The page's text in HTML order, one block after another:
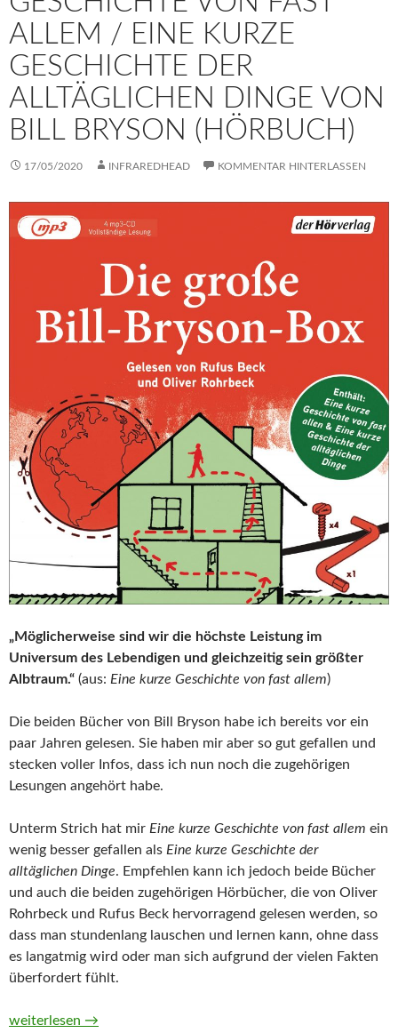
LLEM / EINE KURZE G
ESCHICHTE DER A
LLTÄGLICHEN DINGE VON B
ILL BRYSON (HÖRBUCH)
17/05/2020 INFRAREDHEAD KOMMENTAR HINTERLASSEN
„Möglicherweise sind wir die höchste Leistung im
Universum des Lebendigen und gleichzeitig sein größter
Albtraum.“ (aus: Eine kurze Geschichte von fast allem)
Die beiden Bücher von Bill Bryson habe ich bereits vor ein
paar Jahren gelesen. Sie haben mir aber so gut gefallen und
stecken voller Infos, dass ich nun noch die zugehörigen
Lesungen angehört habe.
Unterm Strich hat mir Eine kurze Geschichte von fast allem ein
wenig besser gefallen als Eine kurze Geschichte der
alltäglichen Dinge. Empfehlen kann ich jedoch beide Bücher
und auch die beiden zugehörigen Hörbücher, die von Oliver
Rohrbeck und Rufus Beck hervorragend gelesen werden, so
dass man stundenlang lauschen und lernen kann, ohne dass
es langatmig wird oder man sich aufgrund der vielen Fakten
überfordert fühlt.
Die große Bill-Bryson-Box. Eine kurze Geschichte von fast
weiterlesen →